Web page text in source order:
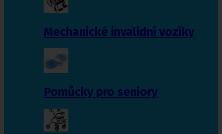
Mechanické invalidní vozíky
Pomůcky pro seniory